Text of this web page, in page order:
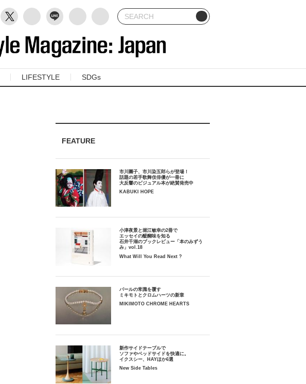
LIFESTYLE SDGs
FEATURE
市川團子、市川染五郎らが登場！
話題の若手歌舞伎俳優が一冊に
大反響のビジュアル本が絶賛発売中
KABUKI HOPE
小津夜景と堀江敏幸の2冊で
エッセイの醍醐味を知る
石井千湖のブックレビュー「本のみずう
み」vol.18
What Will You Read Next ?
パールの常識を覆す
ミキモトとクロムハーツの新章
MIKIMOTO CHROME HEARTS
新作サイドテーブルで
ソファやベッドサイドを快適に。
イクスシー、HAYほか6選
New Side Tables